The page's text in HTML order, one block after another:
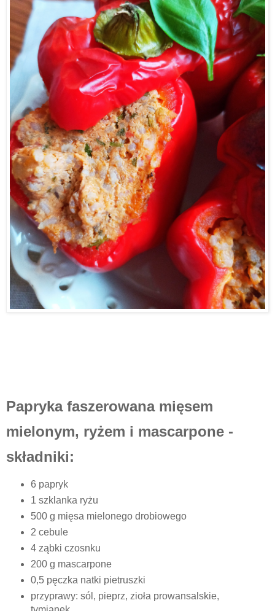
Papryka faszerowana mięsem
mielonym, ryżem i mascarpone -
składniki:
6 papryk
1 szklanka ryżu
500 g mięsa mielonego drobiowego
2 cebule
4 ząbki czosnku
200 g mascarpone
0,5 pęczka natki pietruszki
przyprawy: sól, pieprz, zioła prowansalskie,